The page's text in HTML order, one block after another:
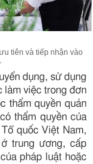
tiên và tiếp nhận vào
dụng, sử dụng
làm việc trong đơn
thẩm quyền quản
thẩm quyền của
quốc Việt Nam,
trung ương, cấp
pháp luật hoặc